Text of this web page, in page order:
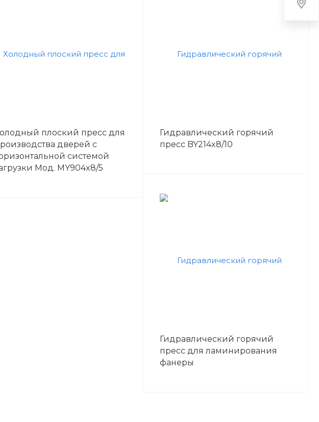
плоский пресс для
дверей с
системой
Мод. MY904x8/5
Гидравлический горячий
пресс BY214x8/10
Гидравлический горячий
пресс для ламинирования
фанеры